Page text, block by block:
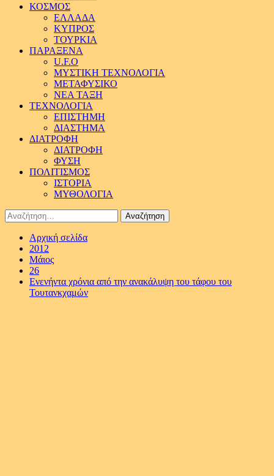
ΚΟΣΜΟΣ
ΕΛΛΑΔΑ
ΚΥΠΡΟΣ
ΤΟΥΡΚΙΑ
ΠΑΡΑΞΕΝΑ
U.F.O
ΜΥΣΤΙΚΗ ΤΕΧΝΟΛΟΓΙΑ
ΜΕΤΑΦΥΣΙΚΟ
ΝΕΑ ΤΑΞΗ
ΤΕΧΝΟΛΟΓΙΑ
ΕΠΙΣΤΗΜΗ
ΔΙΑΣΤΗΜΑ
ΔΙΑΤΡΟΦΗ
ΔΙΑΤΡΟΦΗ
ΦΥΣΗ
ΠΟΛΙΤΙΣΜΟΣ
ΙΣΤΟΡΙΑ
ΜΥΘΟΛΟΓΙΑ
Αναζήτηση
για:
Αρχική σελίδα
2012
Μάιος
26
Ενενήντα χρόνια από την ανακάλυψη του τάφου του
Τουτανκχαμών